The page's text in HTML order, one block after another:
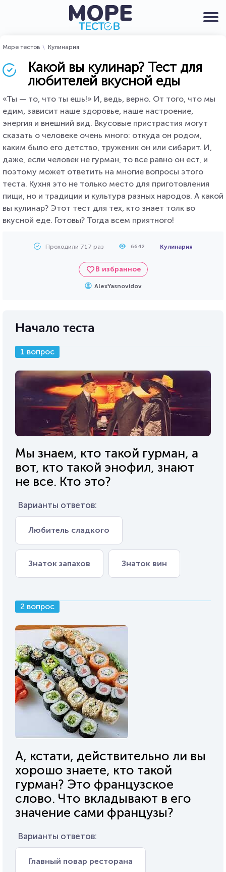
Море тестов Кулинария
Какой вы кулинар? Тест для
любителей вкусной еды
«Ты — то, что ты ешь!» И, ведь, верно. От того, что мы
едим, зависит наше здоровье, наше настроение,
энергия и внешний вид. Вкусовые пристрастия могут
сказать о человеке очень много: откуда он родом,
каким было его детство, труженик он или сибарит. И,
даже, если человек не гурман, то все равно он ест, и
поэтому может ответить на многие вопросы этого
теста. Кухня это не только место для приготовления
пищи, но и традиции и культура разных народов. А какой
вы кулинар? Этот тест для тех, кто знает толк во
вкусной еде. Готовы? Тогда всем приятного!
Проходили 717 раз 6642 Кулинария
В избранное
AlexYasnovidov
Начало теста
1 вопрос
Мы знаем, кто такой гурман, а
вот, кто такой энофил, знают
не все. Кто это?
Варианты ответов:
Любитель сладкого
Знаток запахов Знаток вин
2 вопрос
А, кстати, действительно ли вы
хорошо знаете, кто такой
гурман? Это французское
слово. Что вкладывают в его
значение сами французы?
Варианты ответов:
Главный повар ресторана